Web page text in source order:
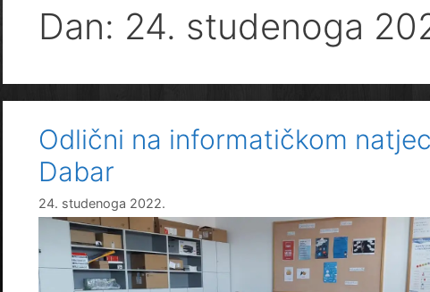
Dan: 24. studenoga
Odlični na informatičkom
Dabar
24. studenoga 2022.